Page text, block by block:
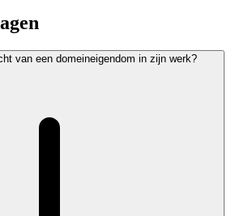
van een domeineigendom in zijn werk?